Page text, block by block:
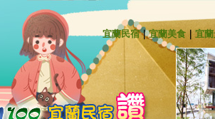
宜蘭民宿｜宜蘭美食 ｜ 宜